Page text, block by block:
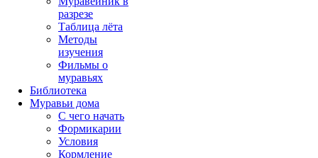
разрезе
Таблица лёта
Методы
изучения
Фильмы о
муравьях
Библиотека
Муравьи дома
С чего начать
Формикарии
Условия
Кормление